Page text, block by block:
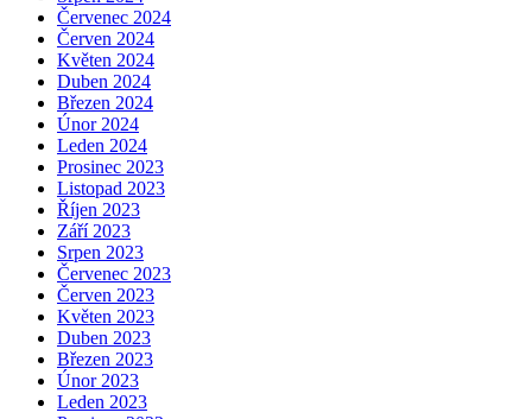
Červenec 2024
Červen 2024
Květen 2024
Duben 2024
Březen 2024
Únor 2024
Leden 2024
Prosinec 2023
Listopad 2023
Říjen 2023
Září 2023
Srpen 2023
Červenec 2023
Červen 2023
Květen 2023
Duben 2023
Březen 2023
Únor 2023
Leden 2023